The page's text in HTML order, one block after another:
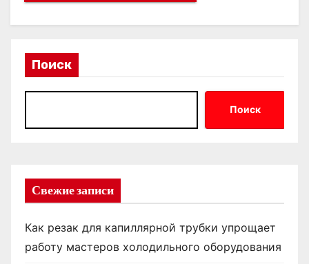
Поиск
Поиск
Свежие записи
Как резак для капиллярной трубки упрощает
работу мастеров холодильного оборудования